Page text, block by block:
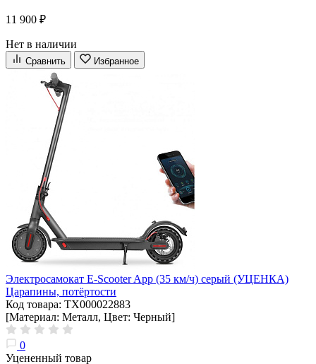
11 900 ₽
Нет в наличии
Сравнить Избранное
Электросамокат E-Scooter App (35 км/ч) серый (УЦЕНКА)
Царапины, потёртости
Код товара: ТХ000022883
[Материал: Металл, Цвет: Черный]
0
Уцененный товар